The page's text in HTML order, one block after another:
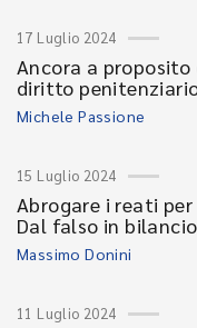
17 Luglio 2024
Ancora a proposito
diritto
Michele Passione
15 Luglio 2024
Abrogare i reati
Dal falso in
Massimo Donini
11 Luglio 2024